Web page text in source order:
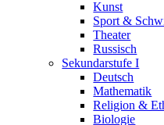
Kunst
Sport &
Theater
Russisch
Sekundarstufe I
Deutsch
Mathematik
Religion &
Biologie